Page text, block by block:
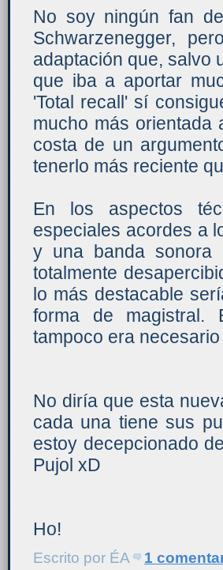
No soy ningún fan
Schwarzenegger,
adaptación que, salvo
que iba a aportar
'Total recall' sí
mucho más
costa de un
tenerlo más reciente
En los aspectos
especiales acordes a
y una banda sonora
totalmente
lo más destacable
forma de magistral.
tampoco era
No diría que esta
cada una tiene sus
estoy decepcionado
Pujol xD
Ho!
Escrito por ÉA
1